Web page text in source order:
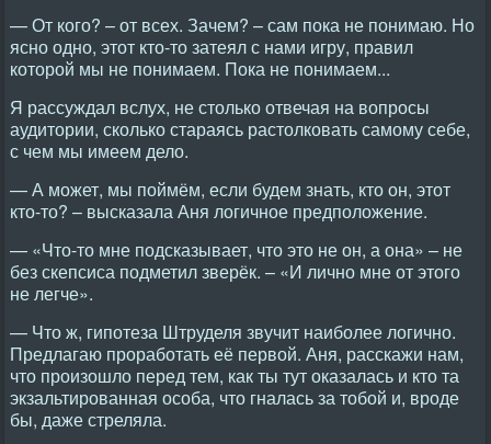
— От кого? – от всех. Зачем? – сам пока не понимаю. Но
ясно одно, этот кто-то затеял с нами игру, правил
которой мы не понимаем. Пока не понимаем...
Я рассуждал вслух, не столько отвечая на вопросы
аудитории, сколько стараясь растолковать самому себе,
с чем мы имеем дело.
— А может, мы поймём, если будем знать, кто он, этот
кто-то? – высказала Аня логичное предположение.
— «Что-то мне подсказывает, что это не он, а она» – не
без скепсиса подметил зверёк. – «И лично мне от этого
не легче».
— Что ж, гипотеза Штруделя звучит наиболее логично.
Предлагаю проработать её первой. Аня, расскажи нам,
что произошло перед тем, как ты тут оказалась и кто та
экзальтированная особа, что гналась за тобой и, вроде
бы, даже стреляла.